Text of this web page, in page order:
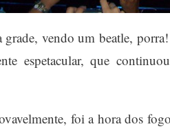
vendo um beatle,
espetacular, que
foi a hora dos